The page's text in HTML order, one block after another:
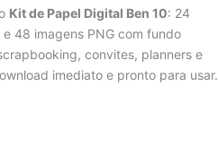
é:
R$ 12,90.
Kit de Papel Digital Ben 10: 24
48 imagens PNG com fundo
convites, planners e
imediato e pronto para usar.